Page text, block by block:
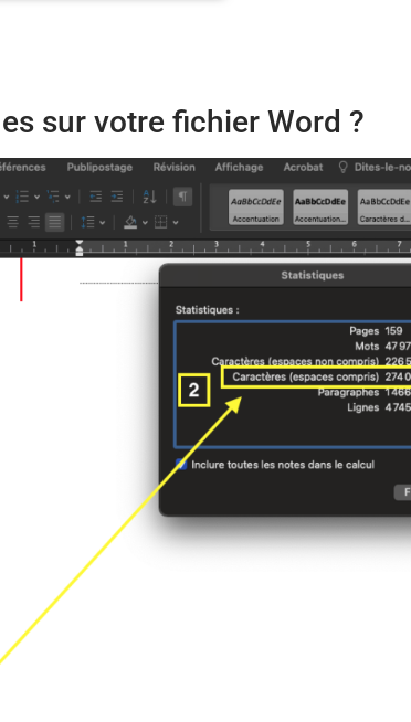
sur votre fichier Word ?